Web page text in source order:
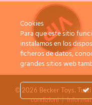
© 2026 Becker Toys.
condizioni|
Cookies
Para que este sitio
instalamos en los
ficheros de datos,
grandes sitios web